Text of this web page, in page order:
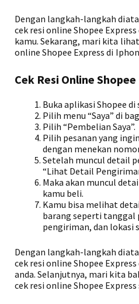
Dengan langkah-langkah
cek resi online Shopee
kamu. Sekarang, mari kita
online Shopee Express di
Cek Resi Online
Buka aplikasi Shopee
Pilih menu “Saya” di
Pilih “Pembelian Saya”.
Pilih pesanan yang
dengan menekan
Setelah muncul detail
“Lihat Detail
Maka akan muncul
kamu beli.
Kamu bisa melihat
barang seperti tanggal
pengiriman, dan lokasi
Dengan langkah-langkah
cek resi online Shopee
anda. Selanjutnya, mari kita
cek resi online Shopee